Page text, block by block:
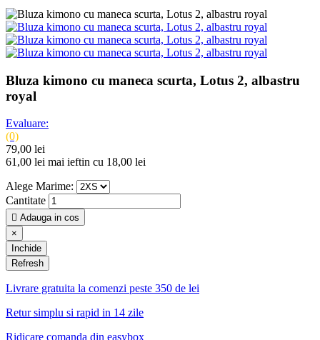
Bluza kimono cu maneca scurta, Lotus 2, albastru
royal
Evaluare:
(0)
79,00 lei
61,00 lei mai ieftin cu 18,00 lei
Alege Marime:
Cantitate
 Adauga in cos
×
Inchide
Livrare gratuita la comenzi peste 350 de lei
Retur simplu si rapid in 14 zile
Ridicare comanda din easybox